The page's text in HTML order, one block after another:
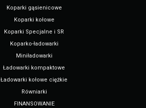
Koparki gąsienicowe
Koparki kołowe
Koparki Specjalne i SR
Koparko-ładowarki
Miniładowarki
Ładowarki kompaktowe
Ładowarki kołowe ciężkie
Równiarki
FINANSOWANIE